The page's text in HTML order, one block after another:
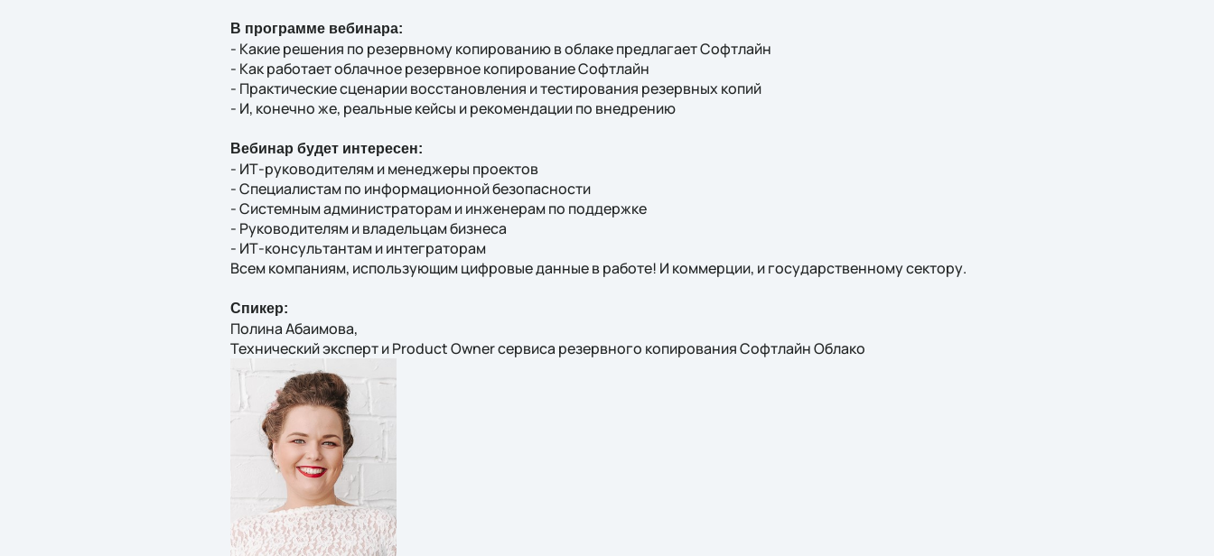
В программе вебинара:
- Какие решения по резервному копированию в облаке предлагает Софтлайн
- Как работает облачное резервное копирование Софтлайн
- Практические сценарии восстановления и тестирования резервных копий
- И, конечно же, реальные кейсы и рекомендации по внедрению
Вебинар будет интересен:
- ИТ-руководителям и менеджеры проектов
- Специалистам по информационной безопасности
- Системным администраторам и инженерам по поддержке
- Руководителям и владельцам бизнеса
- ИТ-консультантам и интеграторам
Всем компаниям, использующим цифровые данные в работе! И коммерции, и государственному сектору.
Спикер:
Полина Абаимова,
Технический эксперт и Product Owner сервиса резервного копирования Софтлайн Облако